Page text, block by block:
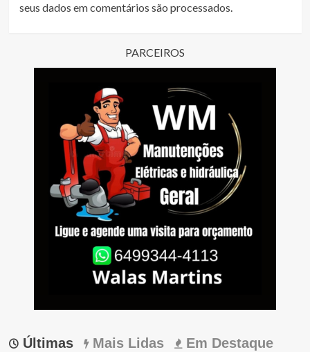
seus dados em comentários são processados.
PARCEIROS
Últimas Mais Lidas Em Destaque